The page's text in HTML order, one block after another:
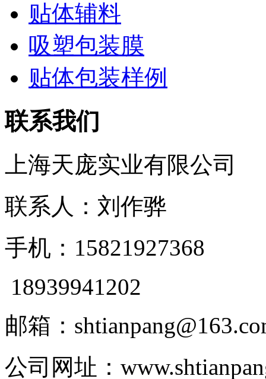
贴体辅料
吸塑包装膜
贴体包装样例
联系我们
上海天庞实业有限公司
联系人：刘作骅
手机：15821927368
18939941202
邮箱：
公司网址：